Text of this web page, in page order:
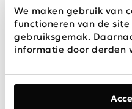
We maken gebruik van
functioneren van de
gebruiksgemak.
informatie door derden
Wij zijn Schijvens mode